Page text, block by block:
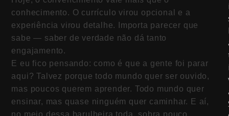
conhecimento. O currículo virou opcional e a
experiência virou detalhe. Importa parecer que
sabe — saber de verdade não dá tanto
engajamento.
E eu fico pensando: como é que a gente foi parar
aqui? Talvez porque todo mundo quer ser ouvido,
mas poucos querem aprender. Todo mundo quer
ensinar, mas quase ninguém quer caminhar. E aí,